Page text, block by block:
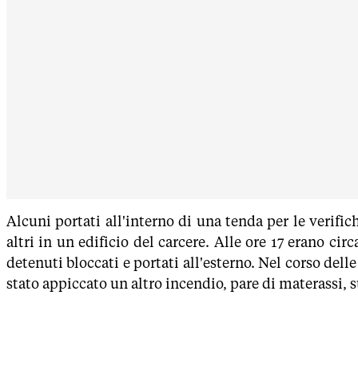
Alcuni portati all'interno di una tenda per le
altri in un edificio del carcere. Alle ore 17 erano
detenuti bloccati e portati all'esterno. Nel corso
stato appiccato un altro incendio, pare di materassi,